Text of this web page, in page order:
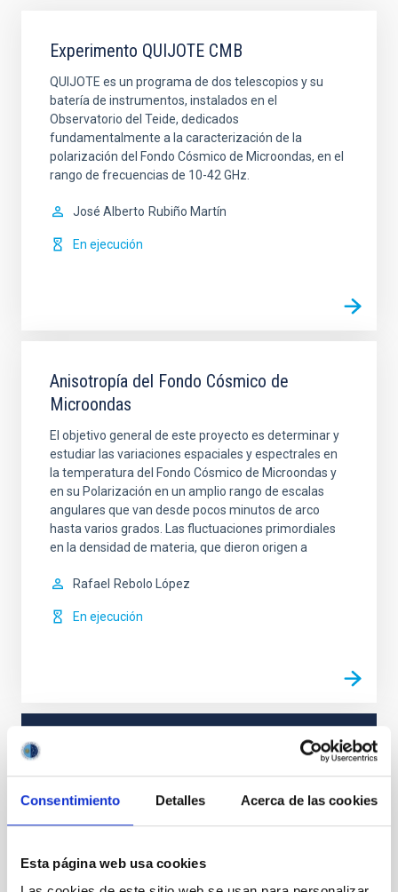
Consentimiento Detalles Acerca de las cookies
Esta página web usa cookies
Experimento QUIJOTE CMB
QUIJOTE es un programa de dos telescopios y su
batería de instrumentos, instalados en el
Observatorio del Teide, dedicados
fundamentalmente a la caracterización de la
polarización del Fondo Cósmico de Microondas, en el
rango de frecuencias de 10-42 GHz.
José Alberto Rubiño Martín
En ejecución
Anisotropía del Fondo Cósmico de
Microondas
El objetivo general de este proyecto es determinar y
estudiar las variaciones espaciales y espectrales en
la temperatura del Fondo Cósmico de Microondas y
en su Polarización en un amplio rango de escalas
angulares que van desde pocos minutos de arco
hasta varios grados. Las fluctuaciones primordiales
en la densidad de materia, que dieron origen a
Rafael Rebolo López
En ejecución
Radiación cósmica de fondo
Galaxias